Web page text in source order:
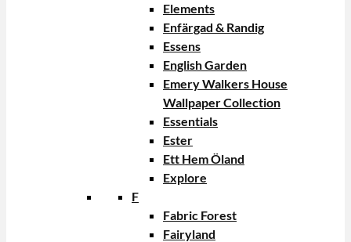
Elements
Enfärgad & Randig
Essens
English Garden
Emery Walkers House
Wallpaper Collection
Essentials
Ester
Ett Hem Öland
Explore
F
Fabric Forest
Fairyland